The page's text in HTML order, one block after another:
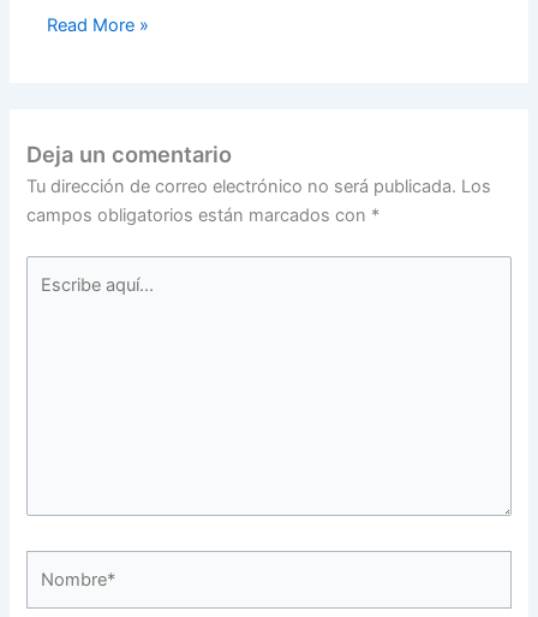
Read More »
Deja un comentario
Tu dirección de correo electrónico no será publicada. Los
campos obligatorios están marcados con *
aquí...